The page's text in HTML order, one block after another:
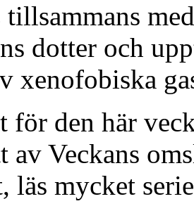
dotter och
xenofobiska
för den här
av Veckans
läs mycket